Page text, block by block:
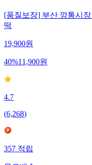
[품질보장] 부산 깡통시
떡
19,900원
40%11,900원
4.7
(6,268)
357적립